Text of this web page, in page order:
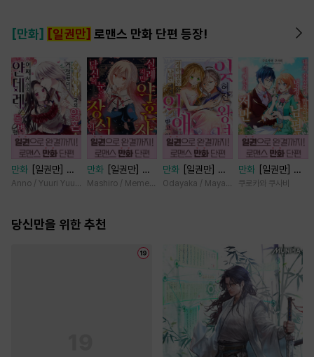
[만화] [일권만] 로맨스 만화 단편 등장!
만화
[일권만] 왕
태자님과의 약혼을
변했습니다 [단행
Anno / Yuuri Yuudachi
만화
[일권만] 실
례지만 약혼자님,
Mashiro / Memeko
만화
[일권만] 잊
혀진 왕녀지만 정
Odayaka / Maya Koike
만화
[일권만] 내
게 간섭하지 않겠
쿠로카와 쿠사비
당신만을 위한 추천